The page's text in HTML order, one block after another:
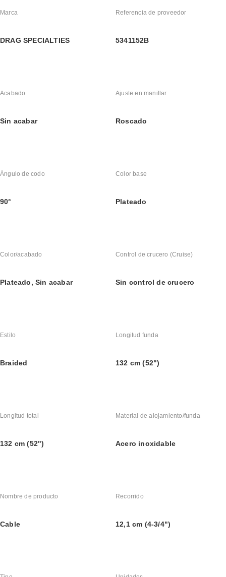
Marca
DRAG SPECIALTIES
Referencia de proveedor
5341152B
Acabado
Sin acabar
Ajuste en manillar
Roscado
Ángulo de codo
90°
Color base
Plateado
Color/acabado
Plateado, Sin acabar
Control de crucero (Cruise)
Sin control de crucero
Estilo
Braided
Longitud funda
132 cm (52")
Longitud total
132 cm (52")
Material de alojamiento/funda
Acero inoxidable
Nombre de producto
Cable
Recorrido
12,1 cm (4-3/4")